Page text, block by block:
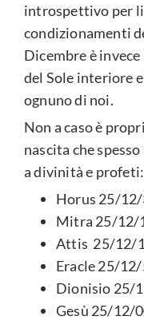
introspettivo per
condizionamenti
Dicembre è
del Sole interiore
ognuno di noi.
Non a caso è
nascita che
a divinità e profeti:
Horus 25/12/
Mitra 25/12/
Attis 25/12/
Eracle 25/12/
Dionisio 25/
Gesù 25/12/